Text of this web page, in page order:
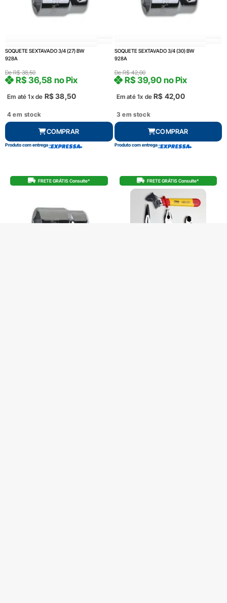
SOQUETE SEXTAVADO 3/4 (27) BW
928A
DeR$38,50
Em até 1x de R$38,50
R$36,58 no Pix
4 em stock
COMPRAR
Produto com entrega
SOQUETE SEXTAVADO 3/4 (30) BW
928A
DeR$42,00
Em até 1x de R$ 42,00
R$39,90 no Pix
3 em stock
COMPRAR
Produto com entrega
FRETE GRÁTIS Consulte* FRETE GRÁTIS Consulte*